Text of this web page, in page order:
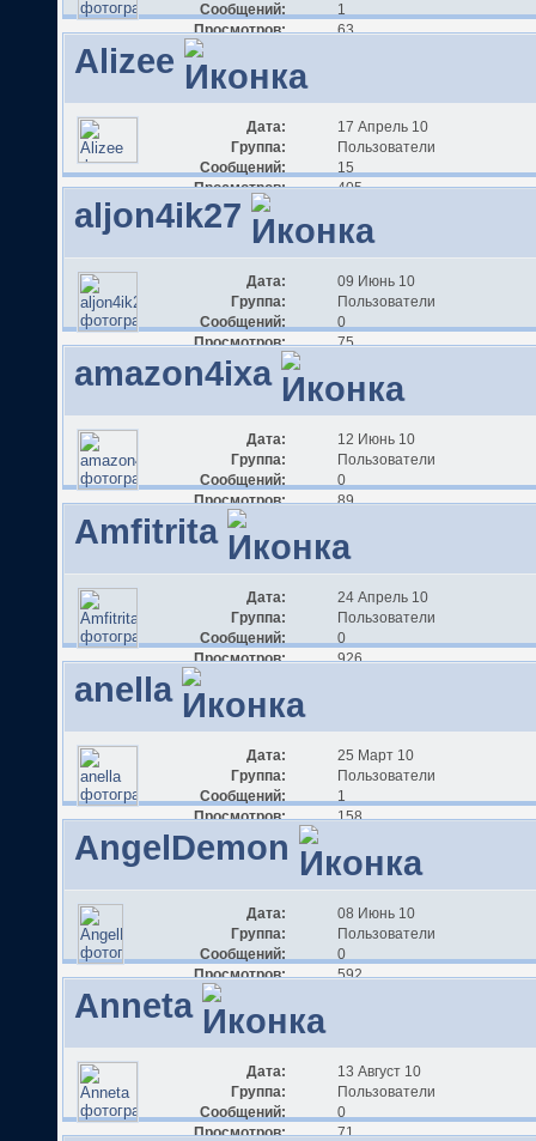
Сообщений:
1
Просмотров:
63
Alizee
Дата:
17 Апрель 10
Группа:
Пользователи
Сообщений:
15
Просмотров:
405
aljon4ik27
Дата:
09 Июнь 10
Группа:
Пользователи
Сообщений:
0
Просмотров:
75
amazon4ixa
Дата:
12 Июнь 10
Группа:
Пользователи
Сообщений:
0
Просмотров:
89
Amfitrita
Дата:
24 Апрель 10
Группа:
Пользователи
Сообщений:
0
Просмотров:
926
anella
Дата:
25 Март 10
Группа:
Пользователи
Сообщений:
1
Просмотров:
158
AngelDemon
Дата:
08 Июнь 10
Группа:
Пользователи
Сообщений:
0
Просмотров:
592
Anneta
Дата:
13 Август 10
Группа:
Пользователи
Сообщений:
0
Просмотров:
71